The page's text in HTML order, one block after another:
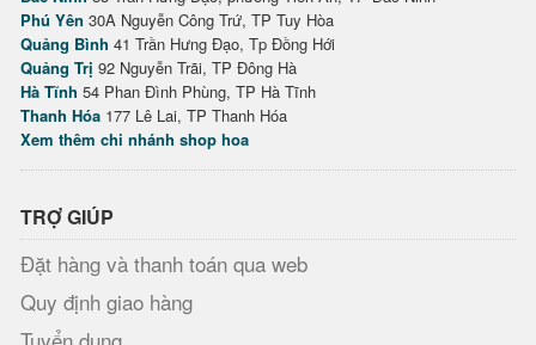
Phú Yên 30A Nguyễn Công Trứ, TP Tuy Hòa
Quảng Bình 41 Trần Hưng Đạo, Tp Đồng Hới
Quảng Trị 92 Nguyễn Trãi, TP Đông Hà
Hà Tĩnh 54 Phan Đình Phùng, TP Hà Tĩnh
Thanh Hóa 177 Lê Lai, TP Thanh Hóa
Xem thêm chi nhánh shop hoa
TRỢ GIÚP
Đặt hàng và thanh toán qua web
Quy định giao hàng